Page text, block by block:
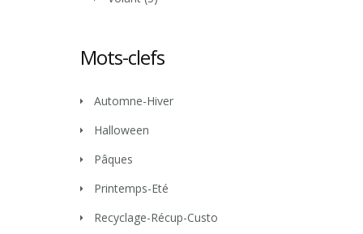
Mots-clefs
Automne-Hiver
Halloween
Pâques
Printemps-Eté
Recyclage-Récup-Custo